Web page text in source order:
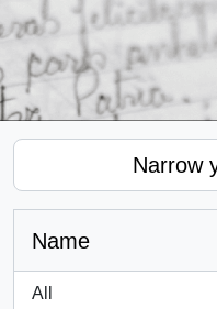
Narrow
Name
All